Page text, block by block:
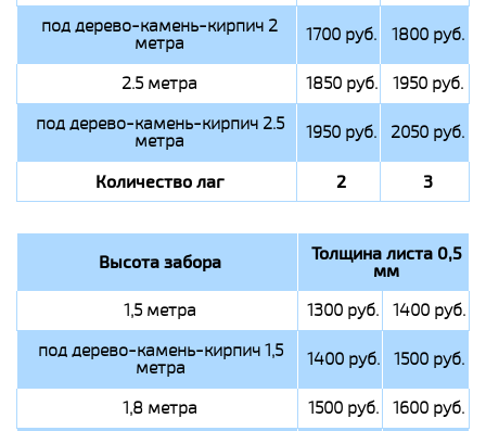
под дерево-камень-кирпич 2
метра 1700 руб. 1800 руб.
2.5 метра 1850 руб.
1950 руб.
под дерево-камень-кирпич 2.5
метра 1950 руб. 2050 руб.
Количество лаг 2 3
Высота забора Толщина листа 0,5
мм
1,5 метра 1300 руб.
1400 руб.
под дерево-камень-кирпич 1,5
метра 1400 руб. 1500 руб.
1,8 метра 1500 руб.
1600 руб.